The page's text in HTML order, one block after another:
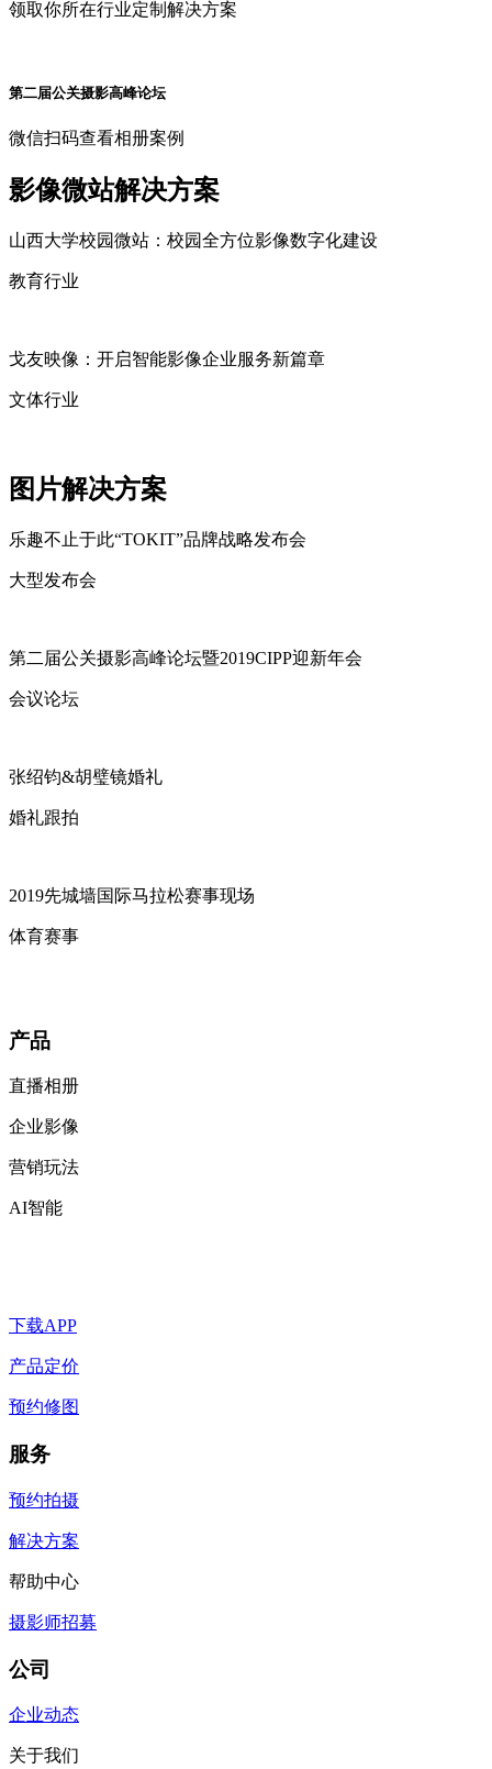
领取你所在行业定制解决方案
第二届公关摄影高峰论坛
微信扫码查看相册案例
影像微站解决方案
山西大学校园微站：校园全方位影像数字化建设
教育行业
戈友映像：开启智能影像企业服务新篇章
文体行业
图片解决方案
乐趣不止于此“TOKIT”品牌战略发布会
大型发布会
第二届公关摄影高峰论坛暨2019CIPP迎新年会
会议论坛
张绍钧&胡璧镜婚礼
婚礼跟拍
2019先城墙国际马拉松赛事现场
体育赛事
产品
直播相册
企业影像
营销玩法
AI智能
下载APP
产品定价
预约修图
服务
预约拍摄
解决方案
帮助中心
摄影师招募
公司
企业动态
关于我们